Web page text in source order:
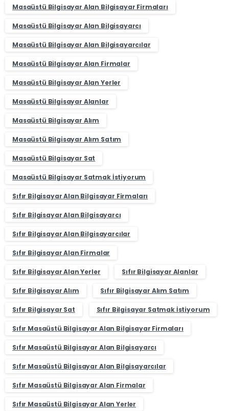
Masaüstü Bilgisayar Alan Bilgisayar Firmaları
Masaüstü Bilgisayar Alan Bilgisayarcı
Masaüstü Bilgisayar Alan Bilgisayarcılar
Masaüstü Bilgisayar Alan Firmalar
Masaüstü Bilgisayar Alan Yerler
Masaüstü Bilgisayar Alanlar
Masaüstü Bilgisayar Alım
Masaüstü Bilgisayar Alım Satım
Masaüstü Bilgisayar Sat
Masaüstü Bilgisayar Satmak İstiyorum
Sıfır Bilgisayar Alan Bilgisayar Firmaları
Sıfır Bilgisayar Alan Bilgisayarcı
Sıfır Bilgisayar Alan Bilgisayarcılar
Sıfır Bilgisayar Alan Firmalar
Sıfır Bilgisayar Alan Yerler Sıfır Bilgisayar Alanlar
Sıfır Bilgisayar Alım Sıfır Bilgisayar Alım Satım
Sıfır Bilgisayar Sat Sıfır Bilgisayar Satmak İstiyorum
Sıfır Masaüstü Bilgisayar Alan Bilgisayar Firmaları
Sıfır Masaüstü Bilgisayar Alan Bilgisayarcı
Sıfır Masaüstü Bilgisayar Alan Bilgisayarcılar
Sıfır Masaüstü Bilgisayar Alan Firmalar
Sıfır Masaüstü Bilgisayar Alan Yerler